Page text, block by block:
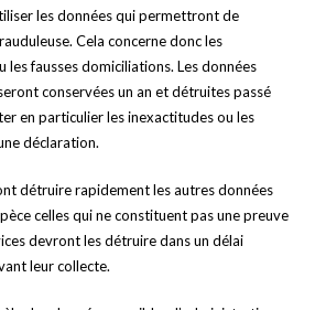
les données qui permettront de
Cela concerne donc les
les fausses domiciliations. Les données
conservées un an et détruites passé
en particulier les inexactitudes ou les
déclaration.
détruire rapidement les autres données
celles qui ne constituent pas une preuve
devront les détruire dans un délai
leur collecte.